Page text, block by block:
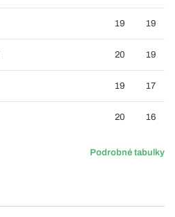
19 19
20 19
19 17
20 16
Podrobné tabulky